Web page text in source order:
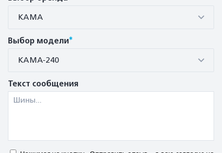
КАМА
Выбор модели*
КАМА-240
Текст сообщения